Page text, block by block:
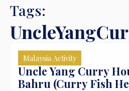
Tags:
Malaysia Activity
Uncle Yang Curry
Bahru (Curry Fish